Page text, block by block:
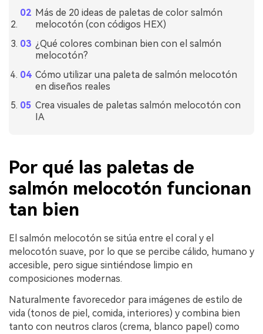
Más de 20 ideas de paletas de color salmón
melocotón (con códigos HEX)
¿Qué colores combinan bien con el salmón
melocotón?
Cómo utilizar una paleta de salmón melocotón
en diseños reales
Crea visuales de paletas salmón melocotón con
IA
Por qué las paletas de
salmón melocotón funcionan
tan bien
El salmón melocotón se sitúa entre el coral y el
melocotón suave, por lo que se percibe cálido, humano y
accesible, pero sigue sintiéndose limpio en
composiciones modernas.
Naturalmente favorecedor para imágenes de estilo de
vida (tonos de piel, comida, interiores) y combina bien
tanto con neutros claros (crema, blanco papel) como